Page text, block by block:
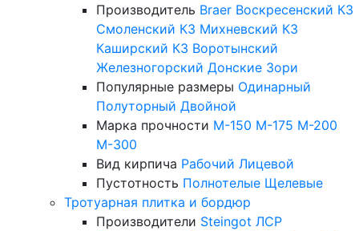
Производитель Braer Воскресенский КЗ
Смоленский КЗ Михневский КЗ
Каширский КЗ Воротынский
Железногорский Донские Зори
Популярные размеры Одинарный
Полуторный Двойной
Марка прочности М-150 М-175 М-200
М-300
Вид кирпича Рабочий Лицевой
Пустотность Полнотелые Щелевые
Тротуарная плитка и бордюр
Производители Steingot ЛСР